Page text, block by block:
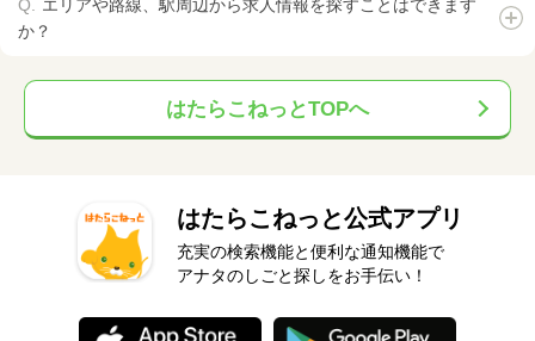
エリアや路線、駅周辺から求人情報を探すことはできます
か？
はたらこねっとTOPへ
はたらこねっと公式アプリ
充実の検索機能と便利な通知機能で
アナタのしごと探しをお手伝い！